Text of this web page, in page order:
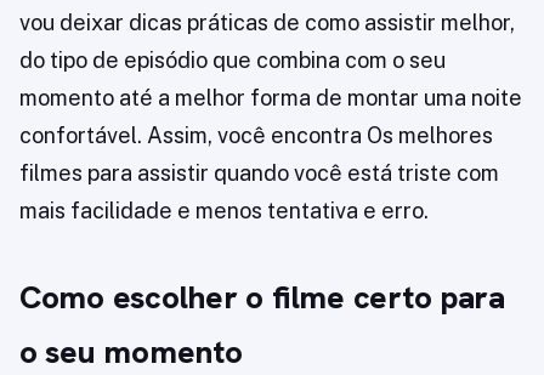
vou deixar dicas práticas de como assistir melhor,
do tipo de episódio que combina com o seu
momento até a melhor forma de montar uma noite
confortável. Assim, você encontra Os melhores
filmes para assistir quando você está triste com
mais facilidade e menos tentativa e erro.
Como escolher o filme certo para
o seu momento